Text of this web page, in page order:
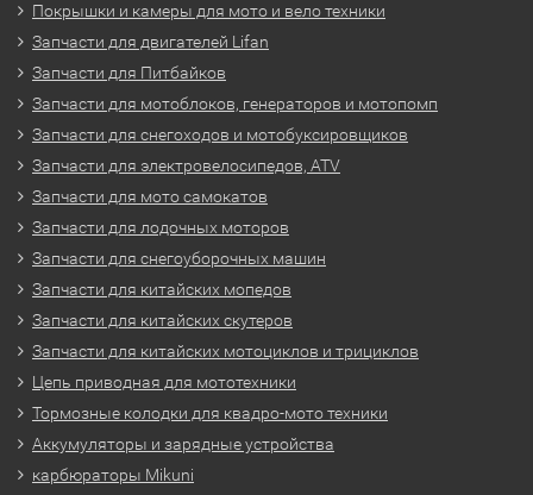
Покрышки и камеры для мото и вело техники
Запчасти для двигателей Lifan
Запчасти для Питбайков
Запчасти для мотоблоков, генераторов и мотопомп
Запчасти для снегоходов и мотобуксировщиков
Запчасти для электровелосипедов, ATV
Запчасти для мото самокатов
Запчасти для лодочных моторов
Запчасти для снегоуборочных машин
Запчасти для китайских мопедов
Запчасти для китайских скутеров
Запчасти для китайских мотоциклов и трициклов
Цепь приводная для мототехники
Тормозные колодки для квадро-мото техники
Аккумуляторы и зарядные устройства
карбюраторы Mikuni